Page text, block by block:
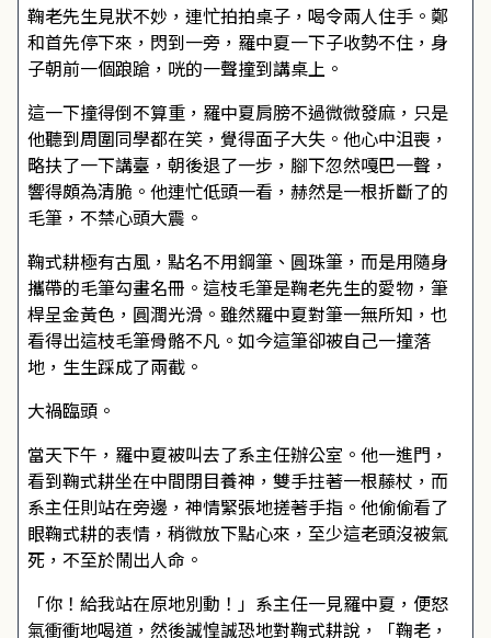
鞠老先生見狀不妙，連忙拍拍桌子，喝令兩人住手。鄭
和首先停下來，閃到一旁，羅中夏一下子收勢不住，身
子朝前一個踉蹌，咣的一聲撞到講桌上。
這一下撞得倒不算重，羅中夏肩膀不過微微發麻，只是
他聽到周圍同學都在笑，覺得面子大失。他心中沮喪，
略扶了一下講臺，朝後退了一步，腳下忽然嘎巴一聲，
響得頗為清脆。他連忙低頭一看，赫然是一根折斷了的
毛筆，不禁心頭大震。
鞠式耕極有古風，點名不用鋼筆、圓珠筆，而是用隨身
攜帶的毛筆勾畫名冊。這枝毛筆是鞠老先生的愛物，筆
桿呈金黃色，圓潤光滑。雖然羅中夏對筆一無所知，也
看得出這枝毛筆骨骼不凡。如今這筆卻被自己一撞落
地，生生踩成了兩截。
大禍臨頭。
當天下午，羅中夏被叫去了系主任辦公室。他一進門，
看到鞠式耕坐在中間閉目養神，雙手拄著一根藤杖，而
系主任則站在旁邊，神情緊張地搓著手指。他偷偷看了
眼鞠式耕的表情，稍微放下點心來，至少這老頭沒被氣
死，不至於鬧出人命。
「你！給我站在原地別動！」系主任一見羅中夏，便怒
氣衝衝地喝道，然後誠惶誠恐地對鞠式耕說，「鞠老，